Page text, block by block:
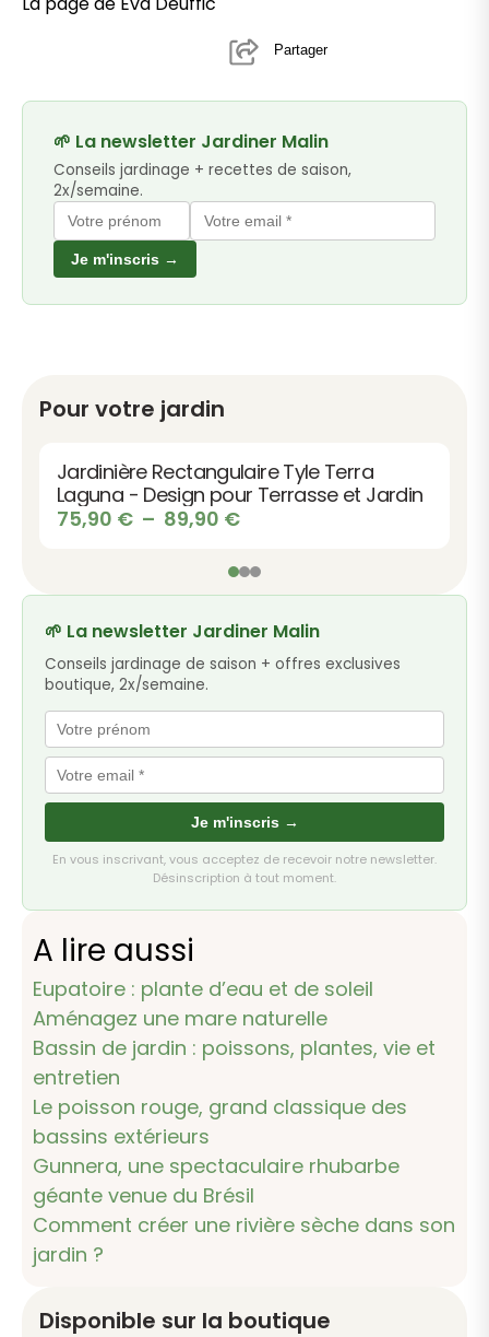
Partager
🌱 La newsletter Jardiner Malin
Conseils jardinage + recettes de saison,
2x/semaine.
Je m'inscris →
Pour votre jardin
Jardinière Rectangulaire Tyle Terra
Laguna - Design pour Terrasse et Jardin
75,90 € – 89,90 €Plage
prix :
75,90 €
89,90 €
🌱 La newsletter Jardiner Malin
Conseils jardinage de saison + offres exclusives
boutique, 2x/semaine.
Je m'inscris →
En vous inscrivant, vous acceptez de recevoir notre newsletter.
Désinscription à tout moment.
A lire aussi
Eupatoire : plante d’eau et de soleil
Aménagez une mare naturelle
Bassin de jardin : poissons, plantes, vie et
entretien
Le poisson rouge, grand classique des
bassins extérieurs
Gunnera, une spectaculaire rhubarbe
géante venue du Brésil
Comment créer une rivière sèche dans son
jardin ?
Disponible sur la boutique